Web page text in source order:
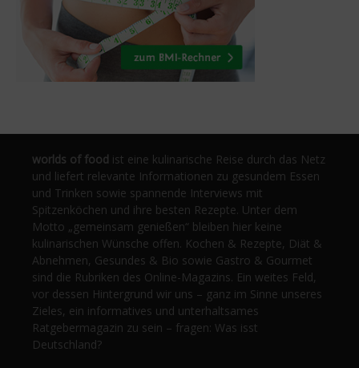
worlds of food ist eine kulinarische Reise durch das Netz
und liefert relevante Informationen zu gesundem Essen
und Trinken sowie spannende Interviews mit
Spitzenköchen und ihre besten Rezepte. Unter dem
Motto „gemeinsam genießen“ bleiben hier keine
kulinarischen Wünsche offen. Kochen & Rezepte, Diät &
Abnehmen, Gesundes & Bio sowie Gastro & Gourmet
sind die Rubriken des Online-Magazins. Ein weites Feld,
vor dessen Hintergrund wir uns – ganz im Sinne unseres
Zieles, ein informatives und unterhaltsames
Ratgebermagazin zu sein – fragen: Was isst
Deutschland?